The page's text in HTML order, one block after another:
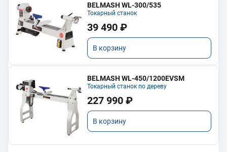
BELMASH WL-300/535
Токарный станок
39 490 ₽
В корзину
BELMASH WL-450/1200EVSM
Токарный станок по дереву
227 990 ₽
В корзину